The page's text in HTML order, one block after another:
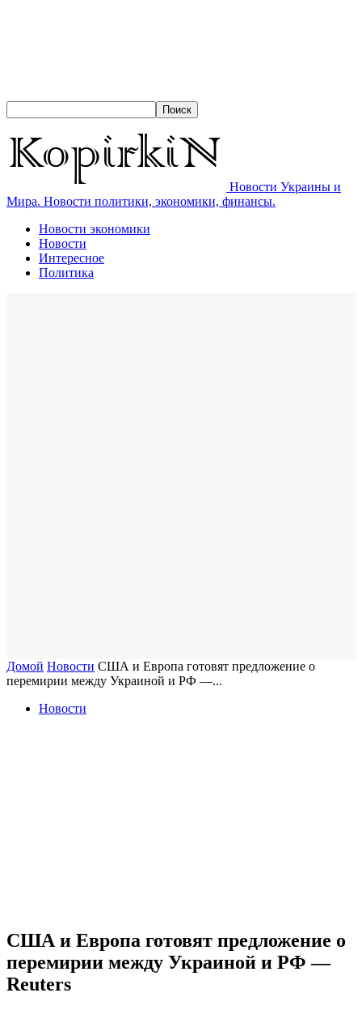
Новости Украины и
Мира. Новости политики, экономики, финансы.
Новости экономики
Новости
Интересное
Политика
Домой Новости ​США и Европа готовят предложение о
перемирии между Украиной и РФ —...
Новости
​США и Европа готовят предложение о
перемирии между Украиной и РФ —
Reuters